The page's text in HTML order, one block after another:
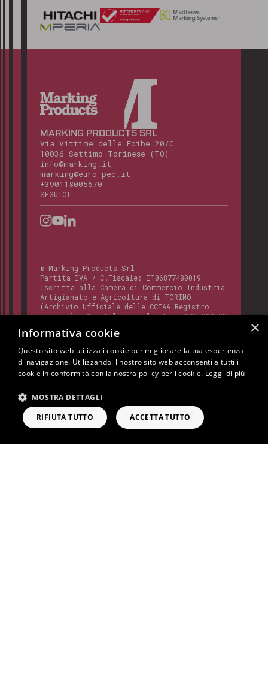
MARKING PRODUCTS SRL
Via Vittime delle Foibe 20/C
10036 Settimo Torinese (TO)
info@marking.it
marking@euro-pec.it
+390118005570
SEGUICI
© Marking Products Srl
Partita IVA / C.Fiscale: IT06877480019 -
Iscritta alla Camera di Commercio Industria
Artigianato e Agricoltura di TORINO
(Archivio Ufficiale delle CCIAA Registro
Imprese) - Capitale sociale: Euro 300.000,00
Questo sito è protetto da Google reCAPTCHA
Privacy Policy Note Legali
RICHIEDI INFORMAZIONI
×
Informativa cookie
Questo sito web utilizza i cookie per migliorare la tua esperienza
di navigazione. Utilizzando il nostro sito web acconsenti a tutti i
cookie in conformità con la nostra policy per i cookie. Leggi di più
ACCETTA TUTTO
RIFIUTA TUTTO
MOSTRA DETTAGLI